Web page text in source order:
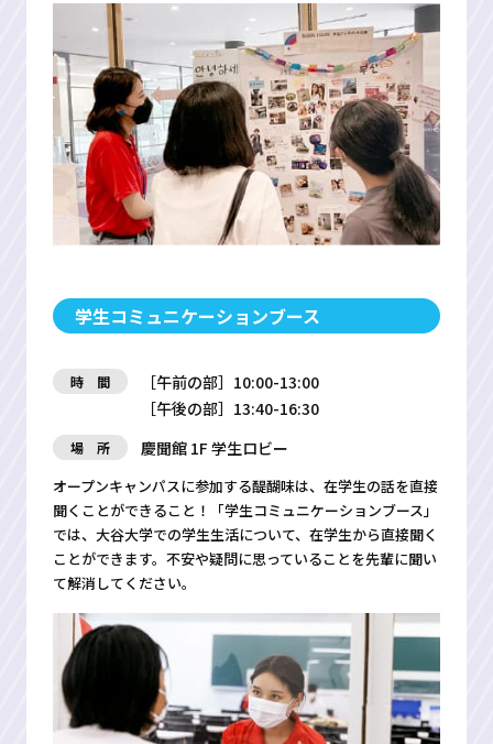
学生コミュニケーションブース
時 間
［午前の部］10:00-13:00
［午後の部］13:40-16:30
場 所 慶聞館 1F 学生ロビー
オープンキャンパスに参加する醍醐味は、在学生の話を直接
聞くことができること！「学生コミュニケーションブース」
では、大谷大学での学生生活について、在学生から直接聞く
ことができます。不安や疑問に思っていることを先輩に聞い
て解消してください。